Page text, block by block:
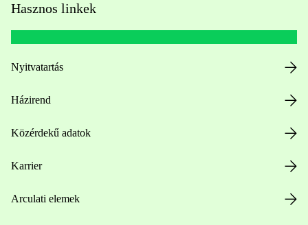
Hasznos linkek
Nyitvatartás
Házirend
Közérdekű adatok
Karrier
Arculati elemek